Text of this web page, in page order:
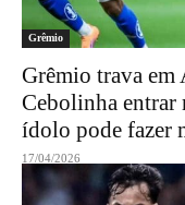
Grêmio
Grêmio trava em
Cebolinha entrar
ídolo pode fazer
17/04/2026